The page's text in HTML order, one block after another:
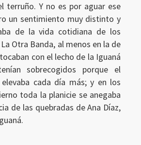
terruño. Y no es por aguar ese
un sentimiento muy distinto y
de la vida cotidiana de los
Otra Banda, al menos en la de
con el lecho de la Iguaná
sobrecogidos porque el
cada día más; y en los
toda la planicie se anegaba
de las quebradas de Ana Díaz,